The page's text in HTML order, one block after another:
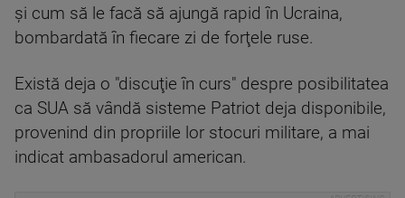
şi cum să le facă să ajungă rapid în Ucraina,
bombardată în fiecare zi de forţele ruse.
Există deja o "discuţie în curs" despre posibilitatea
ca SUA să vândă sisteme Patriot deja disponibile,
provenind din propriile lor stocuri militare, a mai
indicat ambasadorul american.